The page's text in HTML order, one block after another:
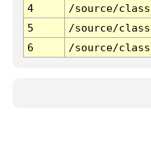
4
/source/
5
/source/
6
/source/